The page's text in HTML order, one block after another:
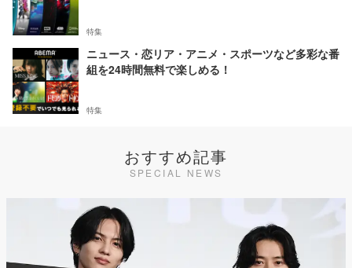
特集
ニュース・恋リア・アニメ・スポーツなど多彩な番
組を24時間無料で楽しめる！
特集
おすすめ記事
SPECIAL NEWS